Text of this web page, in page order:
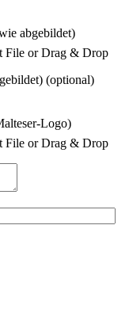
abgebildet)
File or Drag & Drop
(optional)
Logo)
File or Drag & Drop